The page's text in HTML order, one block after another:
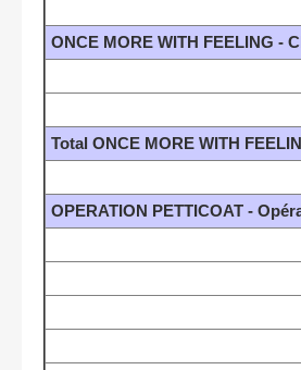
ONCE MORE WITH FEELING -
Total ONCE MORE WITH
OPERATION PETTICOAT -